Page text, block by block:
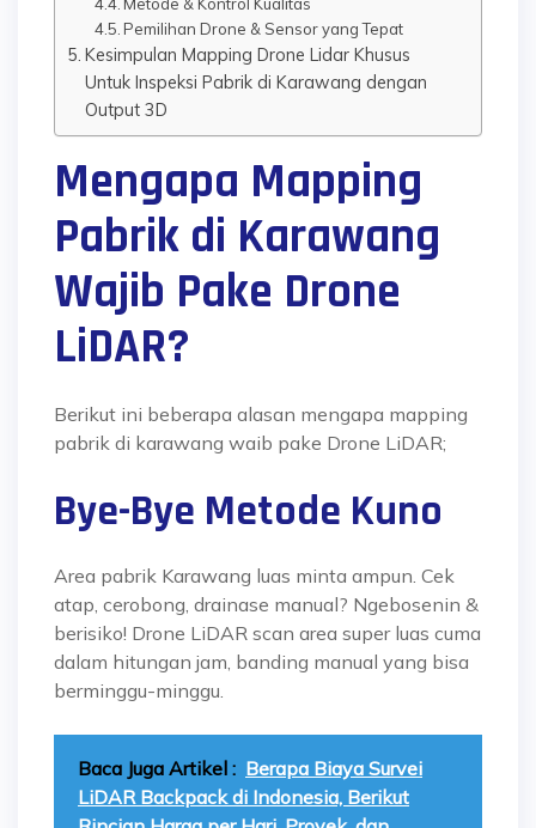
Metode & Kontrol Kualitas
Pemilihan Drone & Sensor yang Tepat
Kesimpulan Mapping Drone Lidar Khusus
Untuk Inspeksi Pabrik di Karawang dengan
Output 3D
Mengapa Mapping
Pabrik di Karawang
Wajib Pake Drone
LiDAR?
Berikut ini beberapa alasan mengapa mapping
pabrik di karawang waib pake Drone LiDAR;
Bye-Bye Metode Kuno
Area pabrik Karawang luas minta ampun. Cek
atap, cerobong, drainase manual? Ngebosenin &
berisiko! Drone LiDAR scan area super luas cuma
dalam hitungan jam, banding manual yang bisa
berminggu-minggu.
Baca Juga Artikel : Berapa Biaya Survei
LiDAR Backpack di Indonesia, Berikut